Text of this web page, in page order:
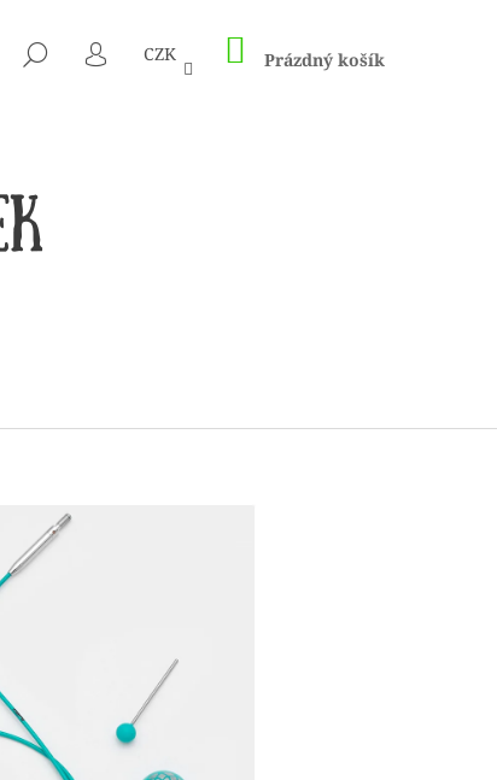
HLEDAT
PŘIHLÁŠENÍ
CZK NÁKUPNÍ
KOŠÍK
Prázdný košík